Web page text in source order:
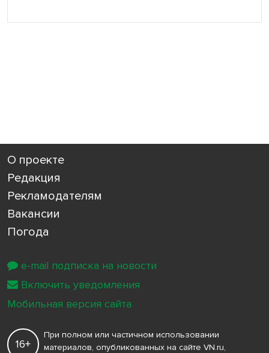
О проекте
Редакция
Рекламодателям
Вакансии
Погода
16+
При полном или частичном использовании
материалов, опубликованных на сайте VN.ru,
e-mail подписка на новости
Включить уведомления
Мобильная версия сайта